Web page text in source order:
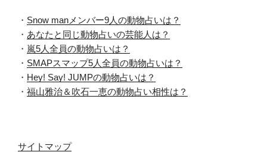
・ Snow manメンバー9人の動物占いは？
・ あなたと同じ動物占いの芸能人は？
・ 嵐5人全員の動物占いは？
・ SMAPスマップ5人全員の動物占いは？
・ Hey! Say! JUMPの動物占いは？
・ 福山雅治＆吹石一恵の動物占い相性は？
サイトマップ